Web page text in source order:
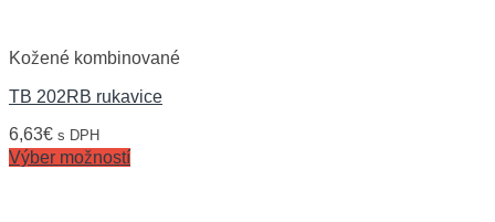
Kožené kombinované
TB 202RB rukavice
6,63€ s DPH
Výber možností